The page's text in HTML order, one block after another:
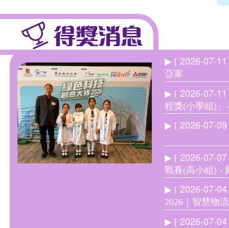
▶ [2026-07-11
亞軍
▶ [ 2026-07-11
程獎(小學組)」
▶ [2026-07-09
▶ [ 2026-07-07
戰賽(高小組) -
▶ [2026-07-04
2026｜智慧物
▶ [ 2026-07-04